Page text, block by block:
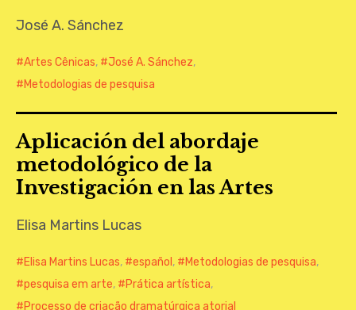
José A. Sánchez
Artes Cênicas, José A. Sánchez,
Metodologias de pesquisa
Aplicación del abordaje
metodológico de la
Investigación en las Artes
Elisa Martins Lucas
Elisa Martins Lucas, español , Metodologias de pesquisa,
pesquisa em arte, Prática artística,
Processo de criação dramatúrgica atorial